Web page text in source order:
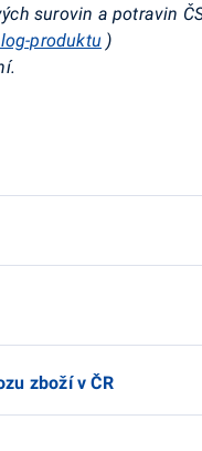
surovin a potravin
produktu )
zboží v ČR